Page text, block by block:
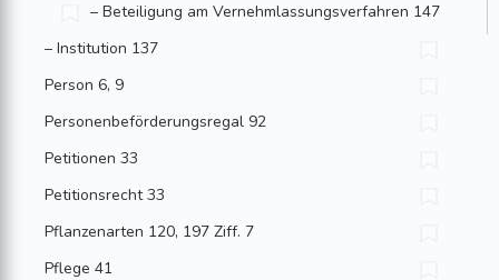
– Beteiligung am Vernehmlassungs­verfahren 147
– Institution 137
Person 6, 9
Personenbeförderungsregal 92
Petitionen 33
Petitionsrecht 33
Pflanzenarten 120, 197 Ziff. 7
Pflege 41